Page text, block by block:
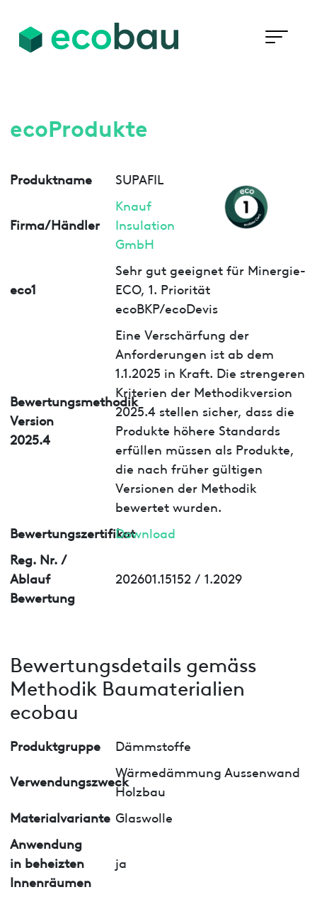
ecoProdukte
Produktname SUPAFIL
Firma/Händler
Knauf
Insulation
GmbH
eco1
Sehr gut geeignet für Minergie-
ECO, 1. Priorität
ecoBKP/ecoDevis
Bewertungsmethodik
Version
2025.4
Eine Verschärfung der
Anforderungen ist ab dem
1.1.2025 in Kraft. Die strengeren
Kriterien der Methodikversion
2025.4 stellen sicher, dass die
Produkte höhere Standards
erfüllen müssen als Produkte,
die nach früher gültigen
Versionen der Methodik
bewertet wurden.
BewertungszertifikatDownload
Reg. Nr. /
Ablauf
Bewertung
202601.15152 / 1.2029
Bewertungsdetails gemäss
Methodik Baumaterialien
ecobau
Produktgruppe Dämmstoffe
Verwendungszweck
Wärmedämmung Aussenwand
Holzbau
Materialvariante Glaswolle
Anwendung
in beheizten
Innenräumen
ja